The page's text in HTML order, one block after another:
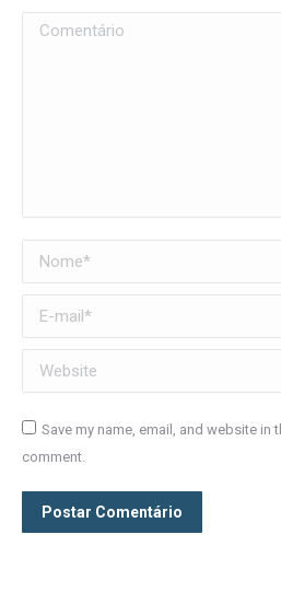
Comentário
Nome *
E-mail *
Website
Save my name, email, and website in
comment.
Postar Comentário